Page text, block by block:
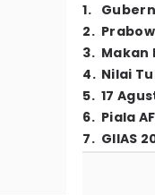
1.
2.
3. Makan
4. Nilai
5. 17
6. Piala
7. GIIAS